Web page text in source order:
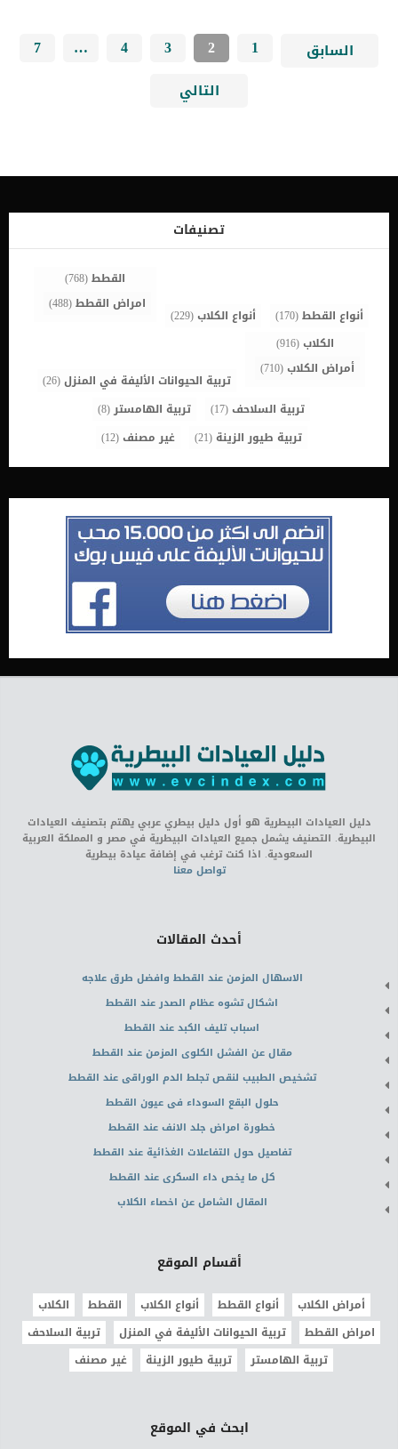
السابق 1
2
3
4
…
7
التالي
تصنيفات
أنواع القطط(170) أنواع الكلاب(229)
القطط(768)
امراض القطط(488)
الكلاب(916)
أمراض الكلاب(710)
تربية الحيوانات الأليفة في المنزل(26)
تربية السلاحف(17) تربية الهامستر(8)
تربية طيور الزينة (21) غير مصنف(12)
دليل العيادات البيطرية هو أول دليل بيطري عربي يهتم بتصنيف العيادات
البيطرية. التصنيف يشمل جميع العيادات البيطرية في مصر و المملكة العربية
السعودية. اذا كنت ترغب في إضافة عيادة بيطرية
تواصل معنا
أحدث المقالات
الاسهال المزمن عند القطط وافضل طرق علاجه
اشكال تشوه عظام الصدر عند القطط
اسباب تليف الكبد عند القطط
مقال عن الفشل الكلوى المزمن عند القطط
تشخيص الطبيب لنقص تجلط الدم الوراقى عند القطط
حلول البقع السوداء فى عيون القطط
خطورة امراض جلد الانف عند القطط
تفاصيل حول التفاعلات الغذائية عند القطط
كل ما يخص داء السكرى عند القطط
المقال الشامل عن اخصاء الكلاب
أقسام الموقع
أمراض الكلاب أنواع القطط أنواع الكلاب القطط
الكلاب
امراض القطط
تربية الحيوانات الأليفة في المنزل
تربية السلاحف
تربية الهامستر
تربية طيور الزينة غير مصنف
ابحث في الموقع